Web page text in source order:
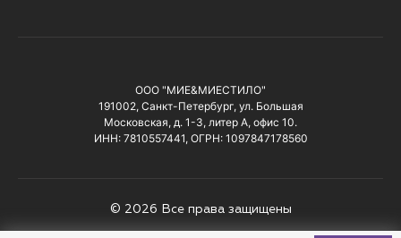
ООО "МИЕ&МИЕСТИЛО"
191002, Санкт-Петербург, ул. Большая
Московская, д. 1-3, литер А, офис 10.
ИНН: 7810557441, ОГРН: 1097847178560
© 2026 Все права защищены